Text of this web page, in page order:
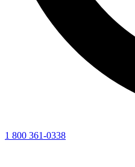
1 800 361-0338